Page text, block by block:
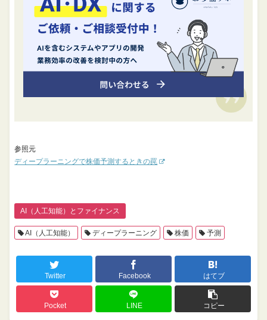
参照元
ディープラーニングで株価予測するときの罠
AI（人工知能）とファイナンス
AI（人工知能） ディープラーニング 株価 予測
Twitter Facebook はてブ
Pocket LINE コピー